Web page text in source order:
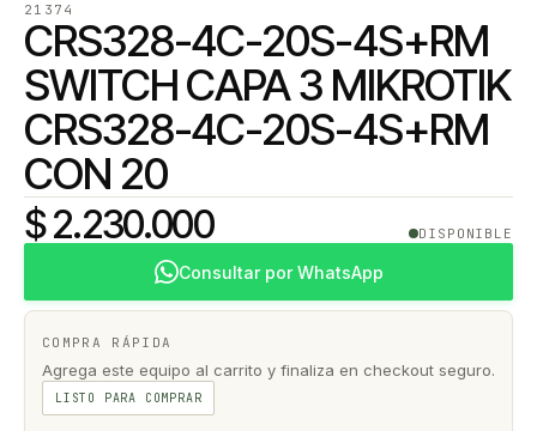
21374
CRS328-4C-20S-4S+RM
SWITCH CAPA 3 MIKROTIK
CRS328-4C-20S-4S+RM
CON 20
$ 2.230.000 DISPONIBLE
Consultar por WhatsApp
COMPRA RÁPIDA
Agrega este equipo al carrito y finaliza en checkout seguro.
LISTO PARA COMPRAR